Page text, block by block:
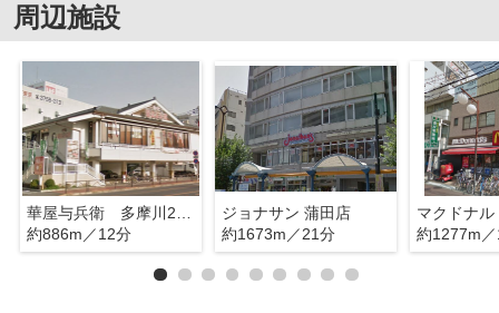
周辺施設
約886m／12分
ジョナサン 蒲田店
約1673m／21分
約1277m